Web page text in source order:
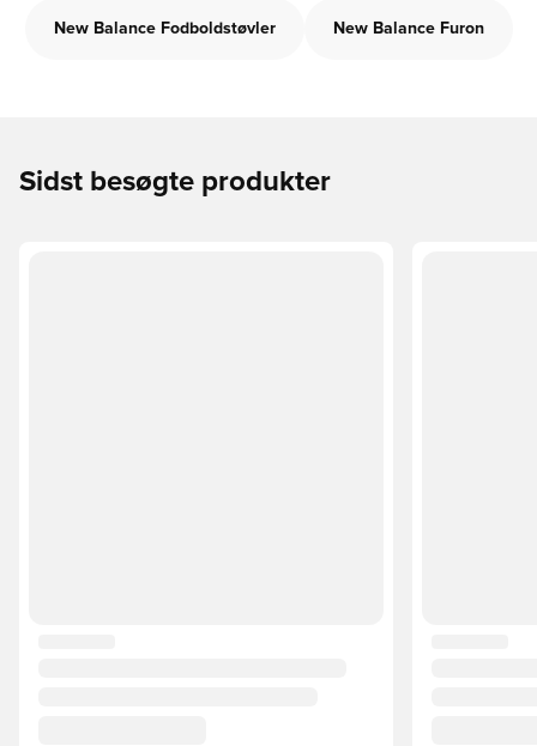
New Balance Fodboldstøvler New Balance Furon
Sidst besøgte produkter